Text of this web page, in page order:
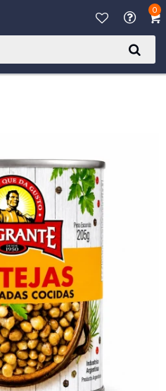
0